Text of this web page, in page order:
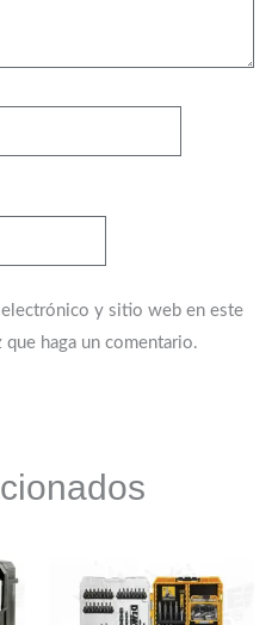
y sitio web en este
que haga un comentario.